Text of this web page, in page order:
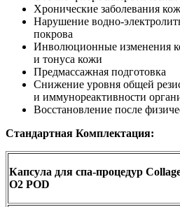
Хронические заболевания
Нарушение водно-
покрова
Инволюционные изменения
и тонуса кожи
Предмассажная подготовка
Снижение уровня общей
и иммунореактивности
Восстановление после
Стандартная Комплектация:
Капсула для спа-процедур
O2 POD